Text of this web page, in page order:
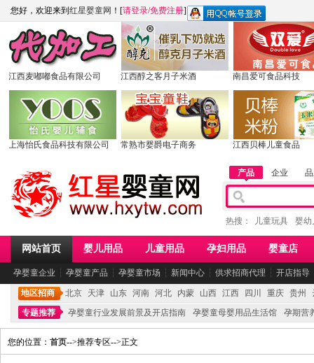
您好，欢迎来到 红星婴童网 ！[请登录/免费注册]
江西麦嘟嘟食品有限公司 江西醇之客月子米酒 南昌爱可食品科技
上海怡氏食品科技有限公司 常熟市婴爵电子商务 江西贝棒儿童食品
产品 企业
热搜： 儿童玩具 婴幼
网站首页 婴儿用品 儿童用品 孕妇用品 婴童店
孕婴童企业 ┆ 孕婴童产品 ┆ 孕婴童市场 ┆ 新闻中心 ┆ 供求招商代理 ┆ 开店指导
地区招商 北京 天津 山东 河南 河北 内蒙 山西 江西 四川 重庆 贵州
专题推荐
孕婴童行业发展前景及开店指南 孕婴童母婴用品生活馆 孕期营
您的位置： 首页-->推荐专区-->正文